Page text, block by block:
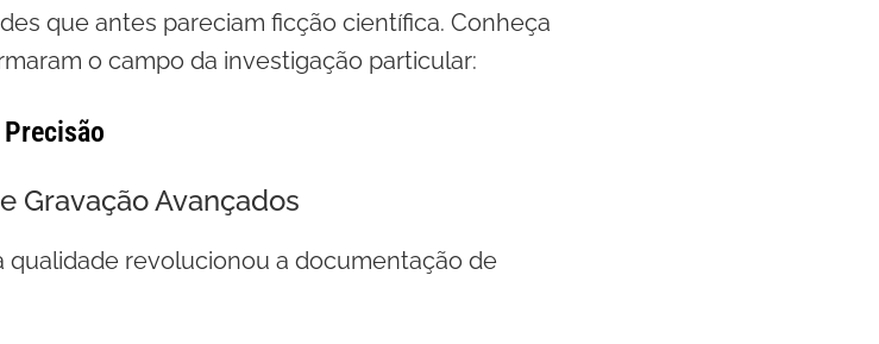
que antes pareciam ficção científica. Conheça
o campo da investigação particular:
Gravação Avançados
qualidade revolucionou a documentação de